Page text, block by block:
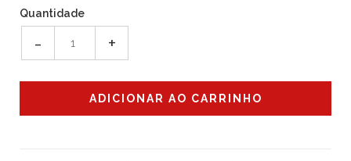
Quantidade
- +